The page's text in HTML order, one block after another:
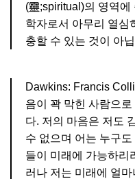
(靈;spiritual)의 영역
학자로서 아무리 열심
충할 수 있는 것이 아
Dawkins: Francis
음이 꽉 막힌 사람으
다. 저의 마음은 저도
수 없으며 어는 누구
들이 미래에 가능하리
러나 저는 미래에 얼